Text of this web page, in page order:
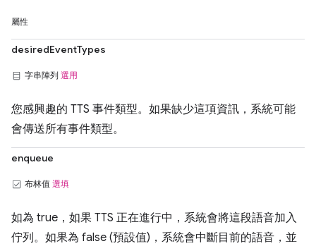
屬性
desiredEventTypes
字串陣列 選用
您感興趣的 TTS 事件類型。如果缺少這項資訊，系統可能
會傳送所有事件類型。
enqueue
布林值 選填
如為 true，如果 TTS 正在進行中，系統會將這段語音加入
佇列。如果為 false (預設值)，系統會中斷目前的語音，並